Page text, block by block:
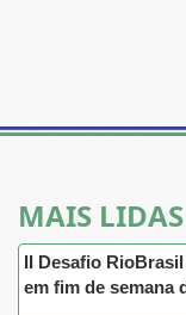
MAIS
II Desafio
em fim de semana